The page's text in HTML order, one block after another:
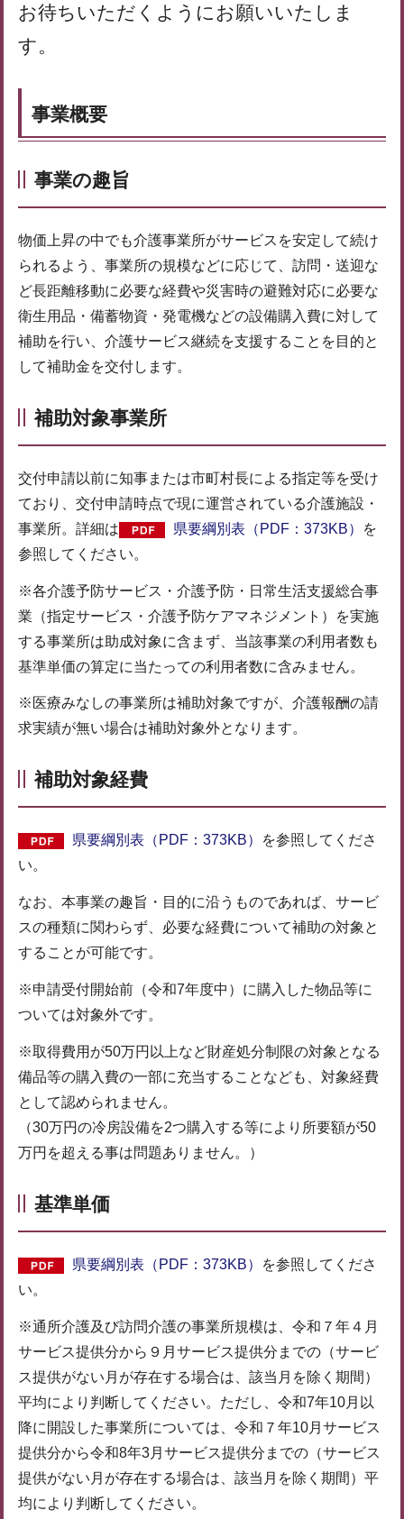
お待ちいただくようにお願いいたしま
す。
事業概要
事業の趣旨
物価上昇の中でも介護事業所がサービスを安定して続け
られるよう、事業所の規模などに応じて、訪問・送迎な
ど長距離移動に必要な経費や災害時の避難対応に必要な
衛生用品・備蓄物資・発電機などの設備購入費に対して
補助を行い、介護サービス継続を支援することを目的と
して補助金を交付します。
補助対象事業所
交付申請以前に知事または市町村長による指定等を受け
ており、交付申請時点で現に運営されている介護施設・
事業所。詳細は
県要綱別表（PDF：373KB）
を
参照してください。
※各介護予防サービス・介護予防・日常生活支援総合事
業（指定サービス・介護予防ケアマネジメント）を実施
する事業所は助成対象に含まず、当該事業の利用者数も
基準単価の算定に当たっての利用者数に含みません。
※医療みなしの事業所は補助対象ですが、介護報酬の請
求実績が無い場合は補助対象外となります。
補助対象経費
県要綱別表（PDF：373KB）
を参照してくださ
い。
なお、本事業の趣旨・目的に沿うものであれば、サービ
スの種類に関わらず、必要な経費について補助の対象と
することが可能です。
※申請受付開始前（令和7年度中）に購入した物品等に
ついては対象外です。
※取得費用が50万円以上など財産処分制限の対象となる
備品等の購入費の一部に充当することなども、対象経費
として認められません。
（30万円の冷房設備を2つ購入する等により所要額が50
万円を超える事は問題ありません。）
基準単価
県要綱別表（PDF：373KB）
を参照してくださ
い。
※通所介護及び訪問介護の事業所規模は、令和７年４月
サービス提供分から９月サービス提供分までの（サービ
ス提供がない月が存在する場合は、該当月を除く期間）
平均により判断してください。ただし、令和7年10月以
降に開設した事業所については、令和７年10月サービス
提供分から令和8年3月サービス提供分までの（サービス
提供がない月が存在する場合は、該当月を除く期間）平
均により判断してください。